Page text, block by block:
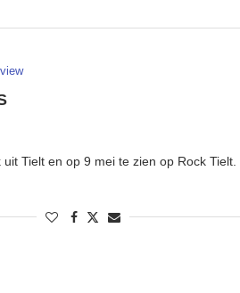
Tielt en op 9 mei te zien op Rock Tielt.